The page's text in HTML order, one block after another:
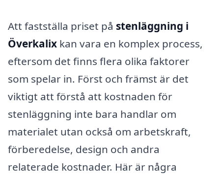
Att fastställa priset på stenläggning i
Överkalix kan vara en komplex process,
eftersom det finns flera olika faktorer
som spelar in. Först och främst är det
viktigt att förstå att kostnaden för
stenläggning inte bara handlar om
materialet utan också om arbetskraft,
förberedelse, design och andra
relaterade kostnader. Här är några